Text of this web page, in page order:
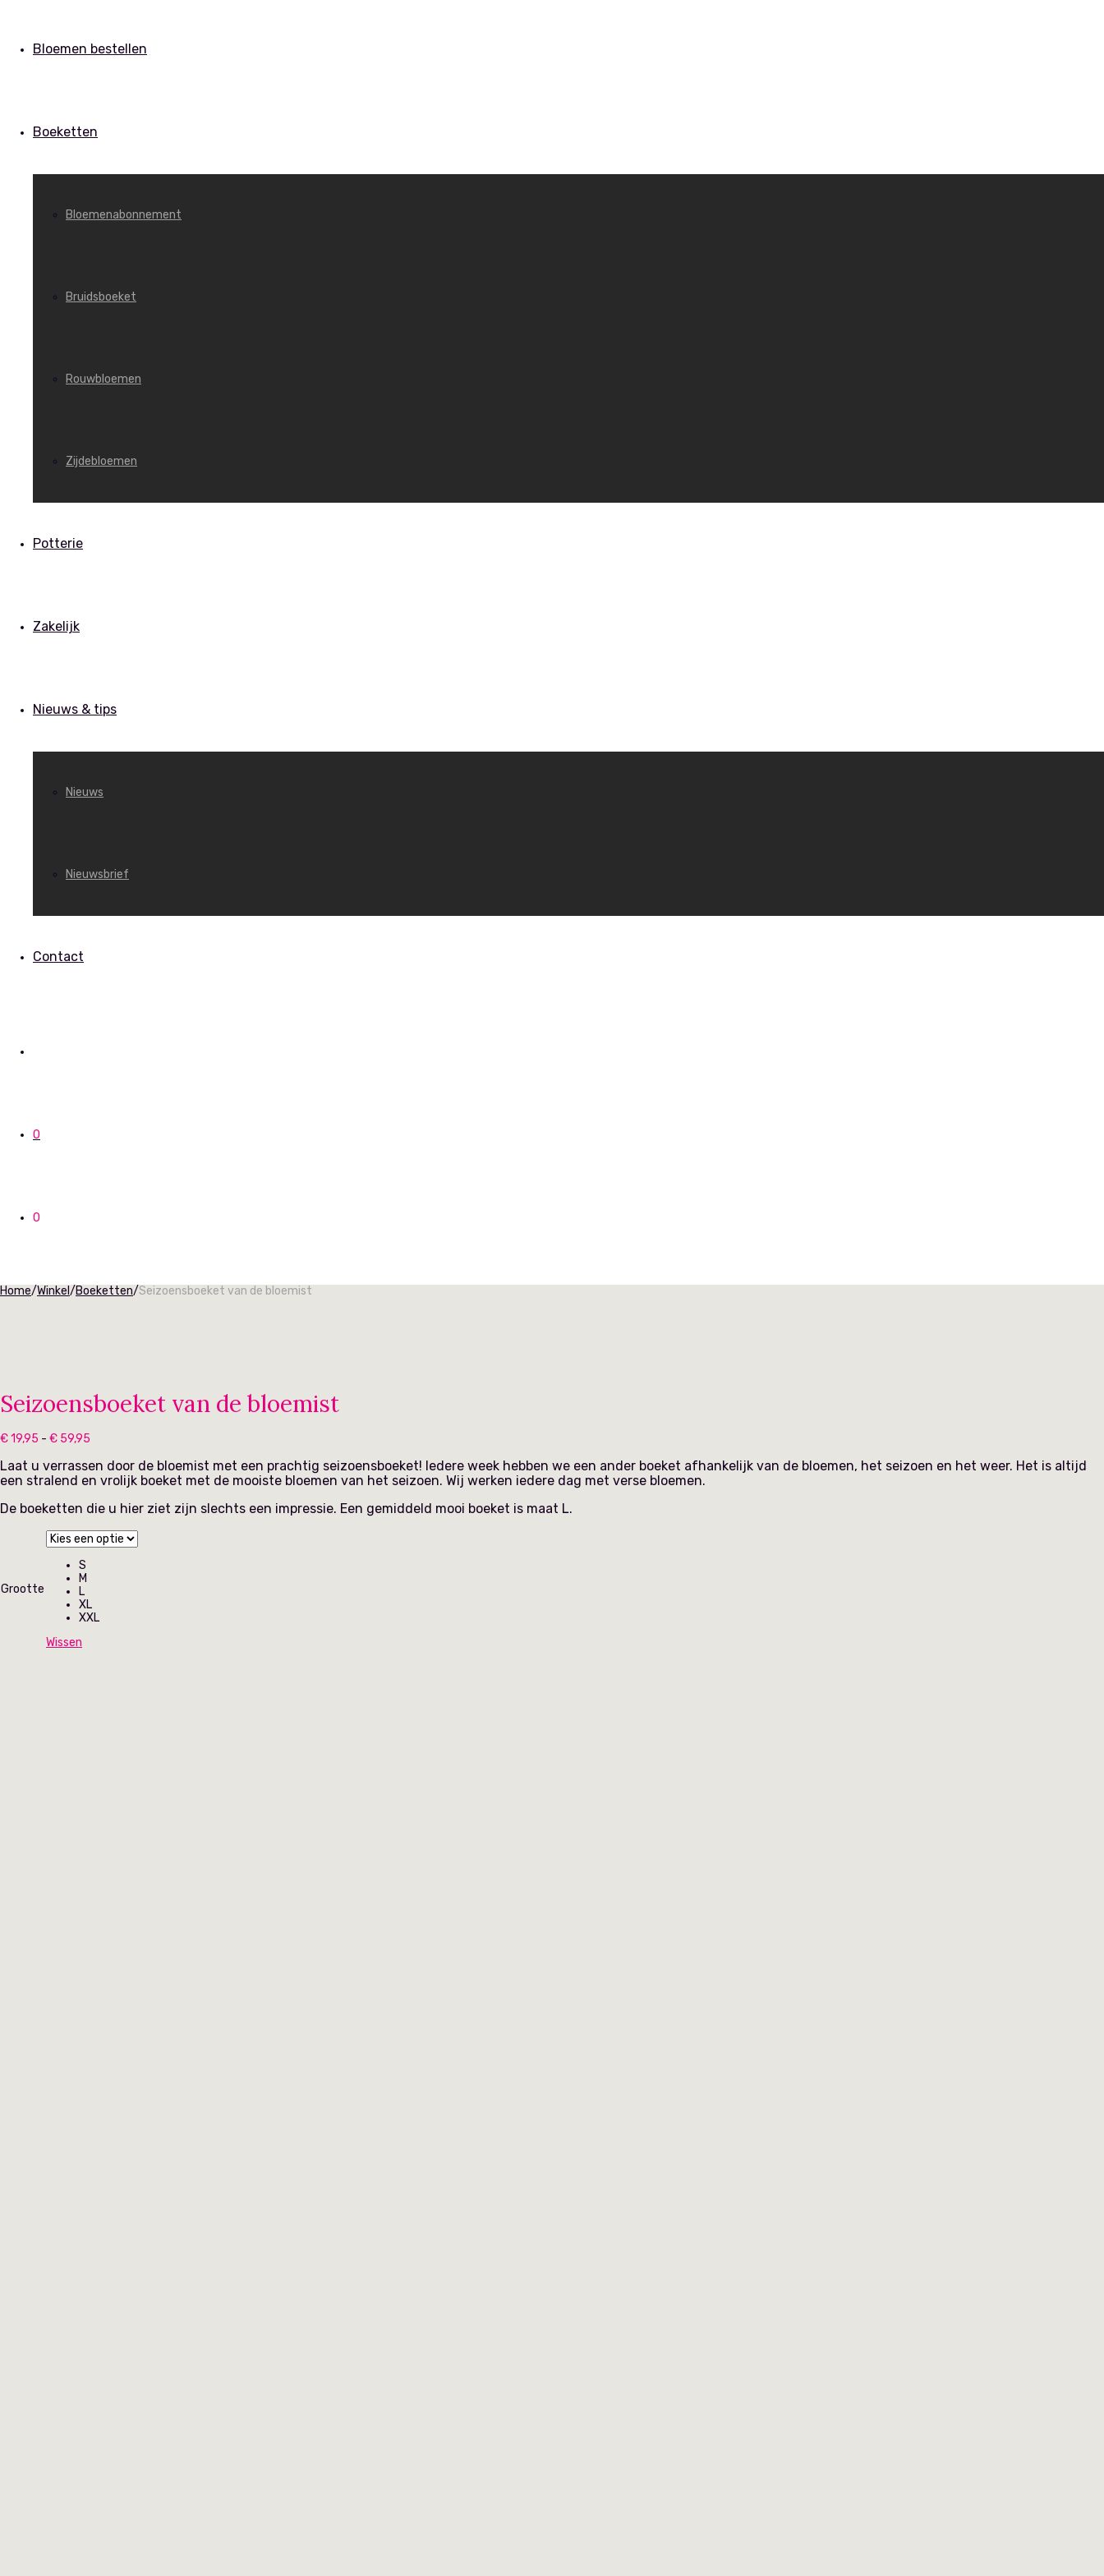
Bloemen bestellen
Boeketten
Bloemenabonnement
Bruidsboeket
Rouwbloemen
Zijdebloemen
Potterie
Zakelijk
Nieuws & tips
Nieuws
Nieuwsbrief
Contact
0
0
Home/Winkel /Boeketten/Seizoensboeket van de bloemist
Seizoensboeket van de bloemist
€19,95 - € 59,95
tot
€ 59,95
Laat u verrassen door de bloemist met een prachtig seizoensboeket! Iedere week hebben we een ander boeket afhankelijk van de bloemen, het seizoen en het weer. Het is altijd
een stralend en vrolijk boeket met de mooiste bloemen van het seizoen. Wij werken iedere dag met verse bloemen.
De boeketten die u hier ziet zijn slechts een impressie. Een gemiddeld mooi boeket is maat L.
Grootte
S
M
L
XL
XXL
Wissen